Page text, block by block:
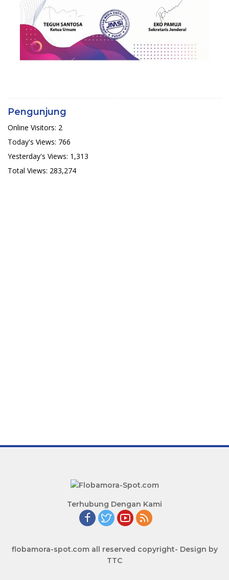
Pengunjung
Online Visitors: 2
Today's Views: 766
Yesterday's Views: 1,313
Total Views: 283,274
Terhubung Dengan Kami
flobamora-spot.com all reserved copyright- Design by
TTC